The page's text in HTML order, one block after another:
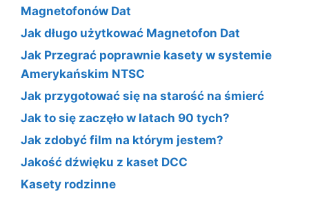
Magnetofonów Dat
Jak długo użytkować Magnetofon Dat
Jak Przegrać poprawnie kasety w systemie
Amerykańskim NTSC
Jak przygotować się na starość na śmierć
Jak to się zaczęło w latach 90 tych?
Jak zdobyć film na którym jestem?
Jakość dźwięku z kaset DCC
Kasety rodzinne